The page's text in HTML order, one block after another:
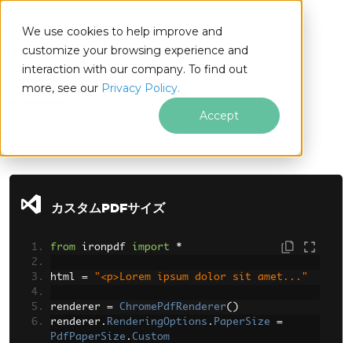
We use cookies to help improve and
customize your browsing experience and
interaction with our company. To find out
more, see our Privacy Policy.
Accept
Python
フッターコンテンツにスキップ
カスタムPDFサイズ
from ironpdf import *
html = "<p>Lorem ipsum dolor sit amet..."
renderer = ChromePdfRenderer()
renderer . RenderingOptions . PaperSize
=
PdfPaperSize . Custom